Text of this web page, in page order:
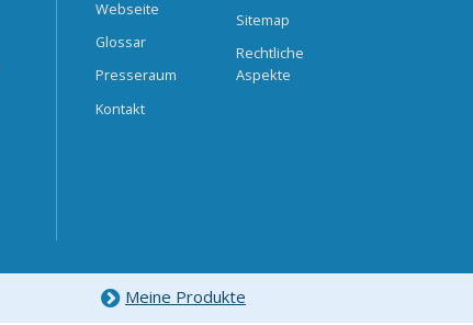
Webseite
Glossar
Presseraum
Kontakt
Sitemap
Rechtliche
Aspekte
Meine Produkte